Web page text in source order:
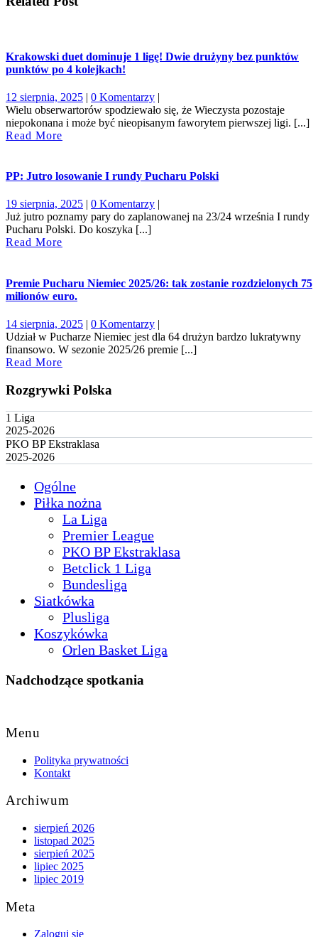
Krakowski duet dominuje 1 ligę! Dwie drużyny bez punktów
punktów po 4 kolejkach!
12 sierpnia, 202512
sierpnia,
2025
| 0 Komentarzy |
Wielu obserwartorów spodziewało się, że Wieczysta pozostaje
niepokonana i może być nieopisanym faworytem pierwszej ligi. [...]
Read More
PP: Jutro losowanie I rundy Pucharu Polski
19 sierpnia, 202519
sierpnia,
2025
| 0 Komentarzy |
Już jutro poznamy pary do zaplanowanej na 23/24 września I rundy
Pucharu Polski. Do koszyka [...]
Read More
Premie Pucharu Niemiec 2025/26: tak zostanie rozdzielonych 75
milionów euro.
14 sierpnia, 202514
sierpnia,
2025
| 0 Komentarzy |
Udział w Pucharze Niemiec jest dla 64 drużyn bardzo lukratywny
finansowo. W sezonie 2025/26 premie [...]
Read More
Rozgrywki Polska
1 Liga
2025-2026
PKO BP Ekstraklasa
2025-2026
Ogólne
Piłka nożna
La Liga
Premier League
PKO BP Ekstraklasa
Betclick 1 Liga
Bundesliga
Siatkówka
Plusliga
Koszykówka
Orlen Basket Liga
Nadchodzące spotkania
to
Top
Menu
Polityka prywatności
Kontakt
Archiwum
sierpień 2026
listopad 2025
sierpień 2025
lipiec 2025
lipiec 2019
Meta
Zaloguj się